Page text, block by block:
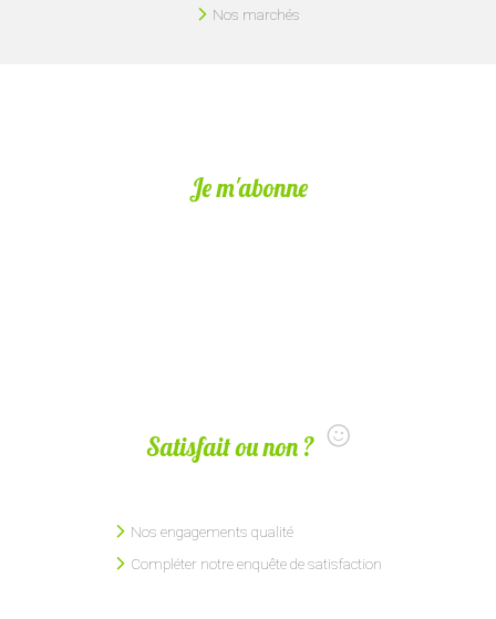
Nos marchés
Je m'abonne
Satisfait ou non ?
Nos engagements qualité
Compléter notre enquête de satisfaction